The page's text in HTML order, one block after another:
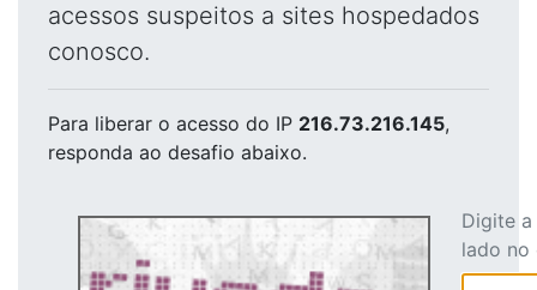
acessos suspeitos a sites hospedados
conosco.
Para liberar o acesso do IP 216.73.216.145,
responda ao desafio abaixo.
Digite
lado no